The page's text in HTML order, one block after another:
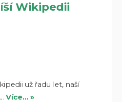
Wikipedii
už řadu let, naší
Více… »